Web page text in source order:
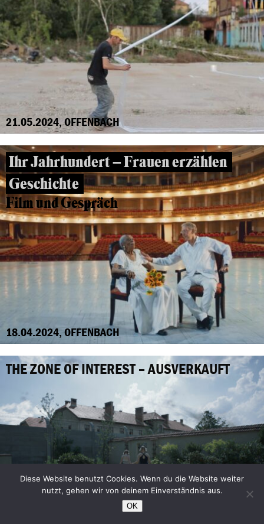
21.05.2024, OFFENBACH
Ihr Jahrhundert – Frauen erzählen
Geschichte
Film und Gespräch
18.04.2024, OFFENBACH
THE ZONE OF INTEREST – AUSVERKAUFT
Diese Website benutzt Cookies. Wenn du die Website weiter
nutzt, gehen wir von deinem Einverständnis aus.
OK